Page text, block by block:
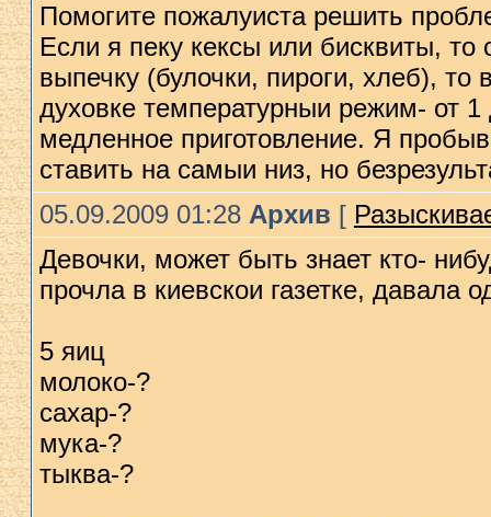
Помогите пожалуиста решить
Если я пеку кексы или бисквиты,
выпечку (булочки, пироги, хлеб),
духовке температурныи режим- от
медленное приготовление. Я
ставить на самыи низ, но
05.09.2009 01:28 Архив [
Девочки, может быть знает кто-
прочла в киевскои газетке, давала
5 яиц
молоко-?
сахар-?
мука-?
тыква-?